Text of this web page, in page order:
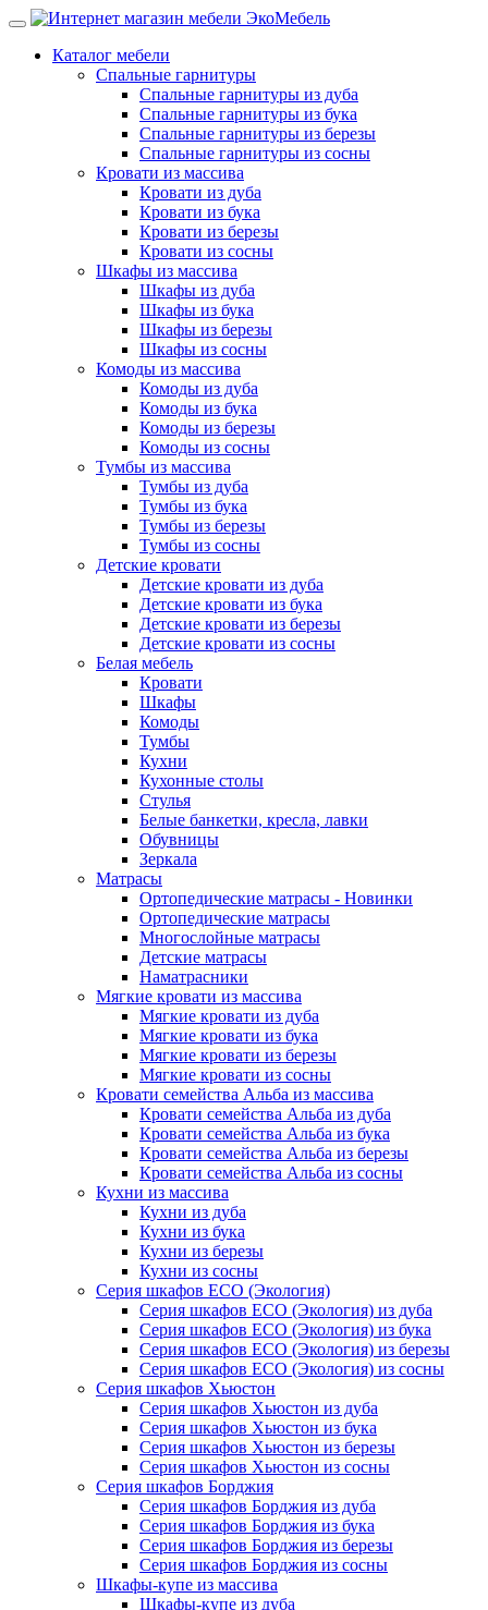
Каталог мебели
Спальные гарнитуры
Спальные гарнитуры из дуба
Спальные гарнитуры из бука
Спальные гарнитуры из березы
Спальные гарнитуры из сосны
Кровати из массива
Кровати из дуба
Кровати из бука
Кровати из березы
Кровати из сосны
Шкафы из массива
Шкафы из дуба
Шкафы из бука
Шкафы из березы
Шкафы из сосны
Комоды из массива
Комоды из дуба
Комоды из бука
Комоды из березы
Комоды из сосны
Тумбы из массива
Тумбы из дуба
Тумбы из бука
Тумбы из березы
Тумбы из сосны
Детские кровати
Детские кровати из дуба
Детские кровати из бука
Детские кровати из березы
Детские кровати из сосны
Белая мебель
Кровати
Шкафы
Комоды
Тумбы
Кухни
Кухонные столы
Стулья
Белые банкетки, кресла, лавки
Обувницы
Зеркала
Матрасы
Ортопедические матрасы - Новинки
Ортопедические матрасы
Многослойные матрасы
Детские матрасы
Наматрасники
Мягкие кровати из массива
Мягкие кровати из дуба
Мягкие кровати из бука
Мягкие кровати из березы
Мягкие кровати из сосны
Кровати семейства Альба из массива
Кровати семейства Альба из дуба
Кровати семейства Альба из бука
Кровати семейства Альба из березы
Кровати семейства Альба из сосны
Кухни из массива
Кухни из дуба
Кухни из бука
Кухни из березы
Кухни из сосны
Серия шкафов ECO (Экология)
Серия шкафов ECO (Экология) из дуба
Серия шкафов ECO (Экология) из бука
Серия шкафов ECO (Экология) из березы
Серия шкафов ECO (Экология) из сосны
Серия шкафов Хьюстон
Серия шкафов Хьюстон из дуба
Серия шкафов Хьюстон из бука
Серия шкафов Хьюстон из березы
Серия шкафов Хьюстон из сосны
Серия шкафов Борджия
Серия шкафов Борджия из дуба
Серия шкафов Борджия из бука
Серия шкафов Борджия из березы
Серия шкафов Борджия из сосны
Шкафы-купе из массива
Шкафы-купе из дуба